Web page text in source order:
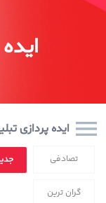
ایده پردازی
تصادفی
گران ترین